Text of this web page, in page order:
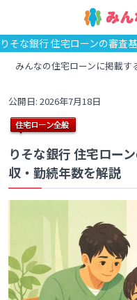
りそな銀行 住宅ローンの審査
みんなの住宅ローンに掲載す
公開日: 2026年7月18日
りそな銀行 住宅ロー
収・勤続年数を解説